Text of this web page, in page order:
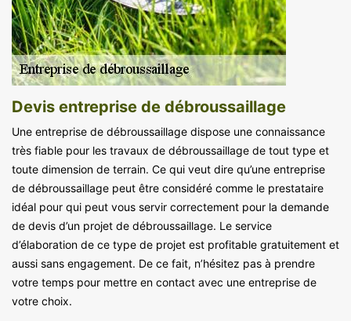
Devis entreprise de débroussaillage
Une entreprise de débroussaillage dispose une connaissance
très fiable pour les travaux de débroussaillage de tout type et
toute dimension de terrain. Ce qui veut dire qu’une entreprise
de débroussaillage peut être considéré comme le prestataire
idéal pour qui peut vous servir correctement pour la demande
de devis d’un projet de débroussaillage. Le service
d’élaboration de ce type de projet est profitable gratuitement et
aussi sans engagement. De ce fait, n’hésitez pas à prendre
votre temps pour mettre en contact avec une entreprise de
votre choix.